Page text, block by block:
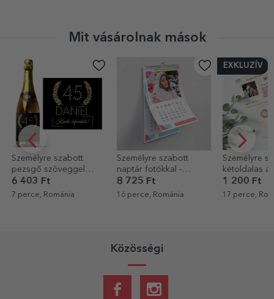
Mit vásárolnak mások
Személyre szabott
pezsgő szöveggel
születésnapokra -
Arany
6 403 Ft
7 perce, Románia
Személyre szabott
naptár fotókkal -
Többszínű
8 725 Ft
16 perce, Románia
EXKLUZÍV
Személyre
kétoldalas
kártya
fotóval -
1 200 Ft
17 perce,
Közösségi